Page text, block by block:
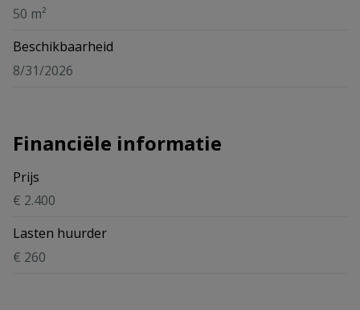
50 m²
Beschikbaarheid
8/31/2026
Financiële informatie
Prijs
€ 2.400
Lasten huurder
€ 260